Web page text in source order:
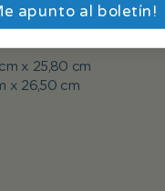
dura.
cm x 25,80 cm
x 26,50 cm
apunto al boletín!